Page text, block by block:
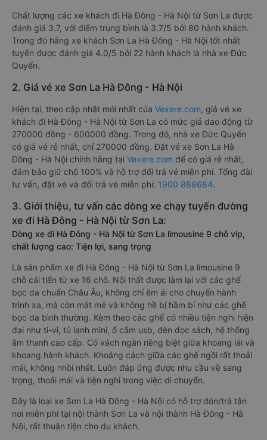
Chất lượng các xe khách đi Hà Đông - Hà Nội từ Sơn La được
đánh giá 3.7, với điểm trung bình là 3.7/5 bởi 80 hành khách.
Trong đó hãng xe khách Sơn La Hà Đông - Hà Nội tốt nhất
tuyến được đánh giá 4.0/5 bởi 22 hành khách là nhà xe Đức
Quyến.
2. Giá vé xe Sơn La Hà Đông - Hà Nội
Hiện tại, theo cập nhật mới nhất của Vexere.com, giá vé xe
khách đi Hà Đông - Hà Nội từ Sơn La có mức giá dao động từ
270000 đồng - 600000 đồng. Trong đó, nhà xe Đức Quyến
có giá vé rẻ nhất, chỉ 270000 đồng. Đặt vé xe Sơn La Hà
Đông - Hà Nội chính hãng tại Vexere.com để có giá rẻ nhất,
đảm bảo giữ chỗ 100% và hỗ trợ đổi trả vé miễn phí. Tổng đài
tư vấn, đặt vé và đổi trả vé miễn phí: 1900 888684.
3. Giới thiệu, tư vấn các dòng xe chạy tuyến đường
xe đi Hà Đông - Hà Nội từ Sơn La:
Dòng xe đi Hà Đông - Hà Nội từ Sơn La limousine 9 chỗ vip,
chất lượng cao: Tiện lợi, sang trọng
Là sản phẩm xe đi Hà Đông - Hà Nội từ Sơn La limousine 9
chỗ cải tiến từ xe 16 chỗ. Nội thất được làm lại với các ghế
bọc da chuẩn Châu Âu, không chỉ êm ái cho chuyến hành
trình xa, mà còn mát mẻ và không hề bị hầm bí như các ghế
bọc da bình thường. Kèm theo các ghế có nhiều tiện nghi hiện
đại như ti-vi, tủ lạnh mini, ổ cắm usb, đèn đọc sách, hệ thống
âm thanh cao cấp. Có vách ngăn riêng biệt giữa khoang lái và
khoang hành khách. Khoảng cách giữa các ghế ngồi rất thoải
mái, không nhồi nhét. Luôn đáp ứng được nhu cầu về sang
trọng, thoải mái và tiện nghi trong việc di chuyển.
Đây là loại xe Sơn La Hà Đông - Hà Nội có hỗ trợ đón/trả tận
nơi miễn phí tại nội thành Sơn La và nội thành Hà Đông - Hà
Nội, rất thuận tiện cho du khách.